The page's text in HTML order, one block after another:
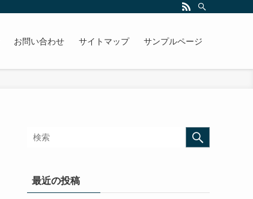
お問い合わせ サイトマップ サンプルページ
最近の投稿